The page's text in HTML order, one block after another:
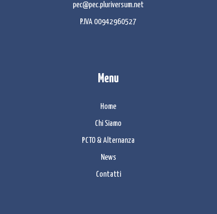
pec@pec.pluriversum.net
P.IVA 00942960527
Menu
Home
Chi Siamo
PCTO & Alternanza
News
Contatti